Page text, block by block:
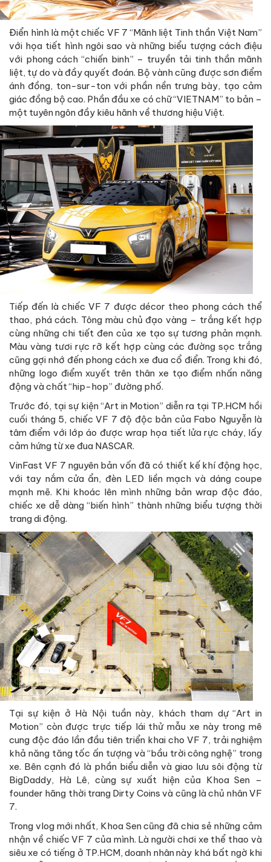
Điển hình là một chiếc VF 7 “Mãnh liệt Tinh thần Việt Nam”
với họa tiết hình ngôi sao và những biểu tượng cách điệu
với phong cách “chiến binh” – truyền tải tinh thần mãnh
liệt, tự do và đầy quyết đoán. Bộ vành cũng được sơn điểm
ánh đồng, ton-sur-ton với phần nền trưng bày, tạo cảm
giác đồng bộ cao. Phần đầu xe có chữ “VIETNAM” to bản –
một tuyên ngôn đầy kiêu hãnh về thương hiệu Việt.
Tiếp đến là chiếc VF 7 được décor theo phong cách thể
thao, phá cách. Tông màu chủ đạo vàng – trắng kết hợp
cùng những chi tiết đen của xe tạo sự tương phản mạnh.
Màu vàng tươi rực rỡ kết hợp cùng các đường sọc trắng
cũng gợi nhớ đến phong cách xe đua cổ điển. Trong khi đó,
những logo điểm xuyết trên thân xe tạo điểm nhấn năng
động và chất “hip-hop” đường phố.
Trước đó, tại sự kiện “Art in Motion” diễn ra tại TP.HCM hồi
cuối tháng 5, chiếc VF 7 độ độc bản của Fabo Nguyễn là
tâm điểm với lớp áo được wrap họa tiết lửa rực cháy, lấy
cảm hứng từ xe đua NASCAR.
VinFast VF 7 nguyên bản vốn đã có thiết kế khí động học,
với tay nắm cửa ẩn, đèn LED liền mạch và dáng coupe
mạnh mẽ. Khi khoác lên mình những bản wrap độc đáo,
chiếc xe dễ dàng “biến hình” thành những biểu tượng thời
trang di động.
Tại sự kiện ở Hà Nội tuần này, khách tham dự “Art in
Motion” còn được trực tiếp lái thử mẫu xe này trong mê
cung độc đáo lần đầu tiên triển khai cho VF 7, trải nghiệm
khả năng tăng tốc ấn tượng và “bầu trời công nghệ” trong
xe. Bên cạnh đó là phần biểu diễn và giao lưu sôi động từ
BigDaddy, Hà Lê, cùng sự xuất hiện của Khoa Sen –
founder hãng thời trang Dirty Coins và cũng là chủ nhân VF
7.
Trong vlog mới nhất, Khoa Sen cũng đã chia sẻ những cảm
nhận về chiếc VF 7 của mình. Là người chơi xe thể thao và
siêu xe có tiếng ở TP.HCM, doanh nhân này khá bất ngờ khi